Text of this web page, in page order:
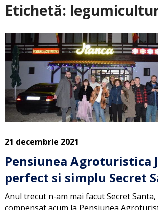
Etichetă:
21 decembrie 2021
Pensiunea Agroturistica
perfect si simplu Secret
Anul trecut n-am mai facut Secret Santa,
compensat acum la Pensiunea